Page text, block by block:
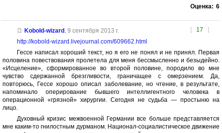
Оценка: 6
[ 17 ]
Kobold-wizard , 9 сентября 2013 г.
http://kobold-wizard.livejournal.com/609662.html
Гессе написал хороший текст, но я его не понял и не принял. Первая
половина повествования пролетела для меня бессмысленно и безыдейно.
«Исцеление», сформированное во второй половине, породило во мне
чувство сдержанной брезгливости, граничащее с омерзением. Да,
повторюсь, Гессе хорошо описал заболевание, но чтение, в результате,
напоминало оперирование бывшего интеллигентного человека в
операционной «грязной» хирургии. Сегодня не судьба — простыню на
лицо.
Духовный кризис межвоенной Германии все больше представляется
мне каким-то гнилостным дурманом. Национал-социалистическое движение